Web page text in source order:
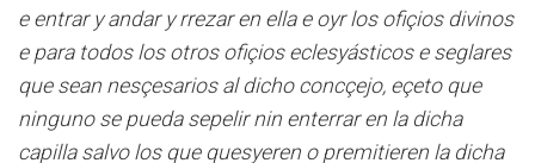
e entrar y andar y rrezar en ella e oyr los ofiçios divinos
e para todos los otros ofiçios eclesyásticos e seglares
que sean nesçesarios al dicho concçejo, eçeto que
ninguno se pueda sepelir nin enterrar en la dicha
capilla salvo los que quesyeren o premitieren la dicha